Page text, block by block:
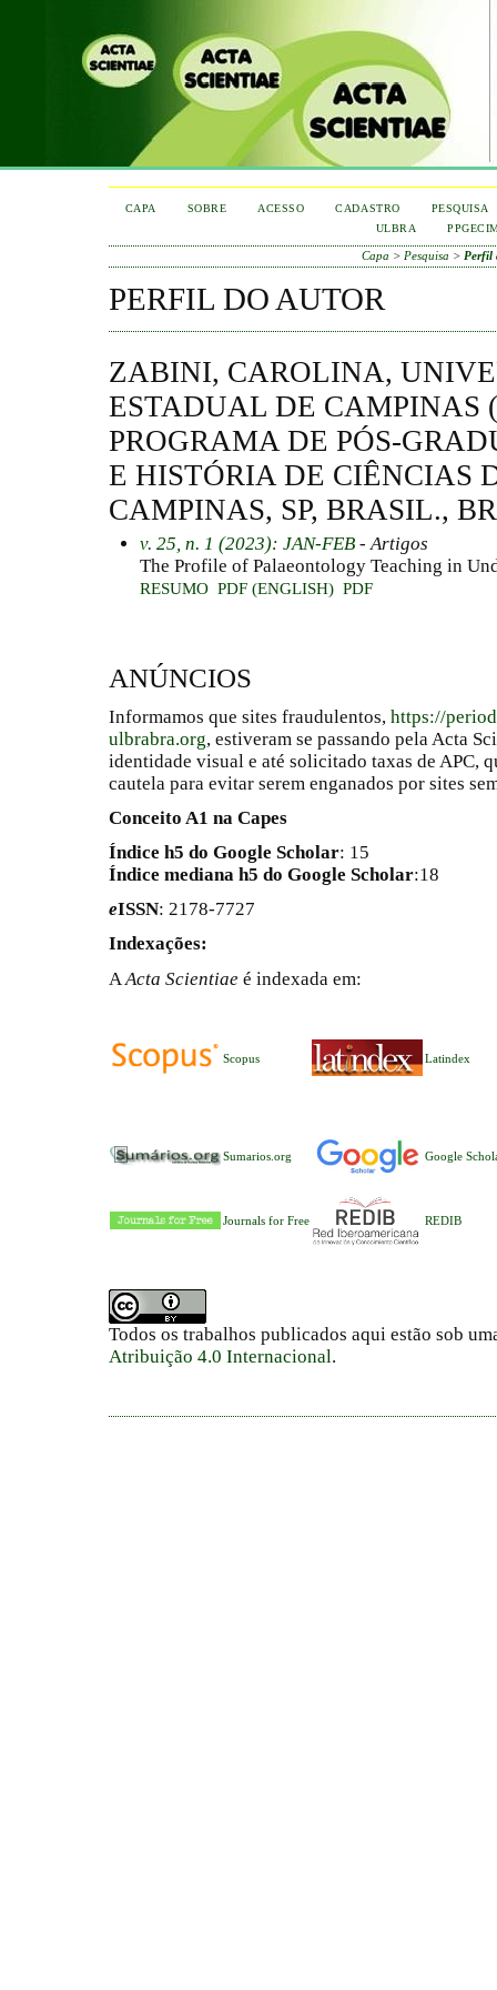
CAPA SOBRE ACESSO CADASTRO
PESQUISA
ULBRA
Capa > Pesquisa > Perfil
PERFIL DO AUTOR
ZABINI, CAROLINA,
ESTADUAL DE CAMPINAS
PROGRAMA DE PÓS-
E HISTÓRIA DE CIÊNCIAS
CAMPINAS, SP, BRASIL.,
v. 25, n. 1 (2023): JAN-FEB - Artigos
The Profile of Palaeontology Teaching in
RESUMO PDF (ENGLISH) PDF
ANÚNCIOS
Informamos que sites fraudulentos, https://
ulbrabra.org, estiveram se passando pela Acta
identidade visual e até solicitado taxas de APC,
cautela para evitar serem enganados por sites
Conceito A1 na Capes
Índice h5 do Google Scholar: 15
Índice mediana h5 do Google Scholar:18
eISSN: 2178-7727
Indexações:
A Acta Scientiae é indexada em:
Scopus Latindex
Sumarios.org Google
Journals for Free REDIB
Todos os trabalhos publicados aqui estão sob
Atribuição 4.0 Internacional.